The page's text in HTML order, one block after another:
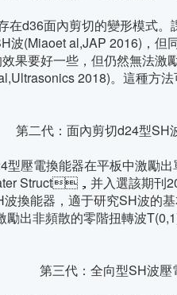
面內剪切的變形模式。
al,JAP 2016)，但同
要好一些，但仍然無法激
2018)。這
第二代：面內剪切d24型SH
壓電換能器在平板中激勵
Struct，并入選該期刊
換能器，適于研究SH波的
激勵出非頻散的零階扭轉波
第三代：全向型SH波壓